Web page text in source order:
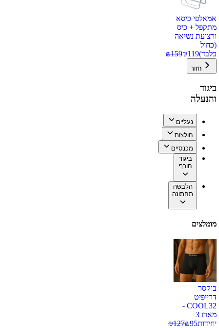
אמאלפי כיסא
מתקפל + כיס
ורצועת נשיאה
(כחול
בלבד)
₪119
₪159
חזור
ביגוד
והנעלה
נעליים
חולצות
מכנסיים
ביגוד
חורף
הלבשה
תחתונה
מומלצים
בוקסר
דרייפיט
COOL32 -
מארז 3
יחידות
₪95
₪127